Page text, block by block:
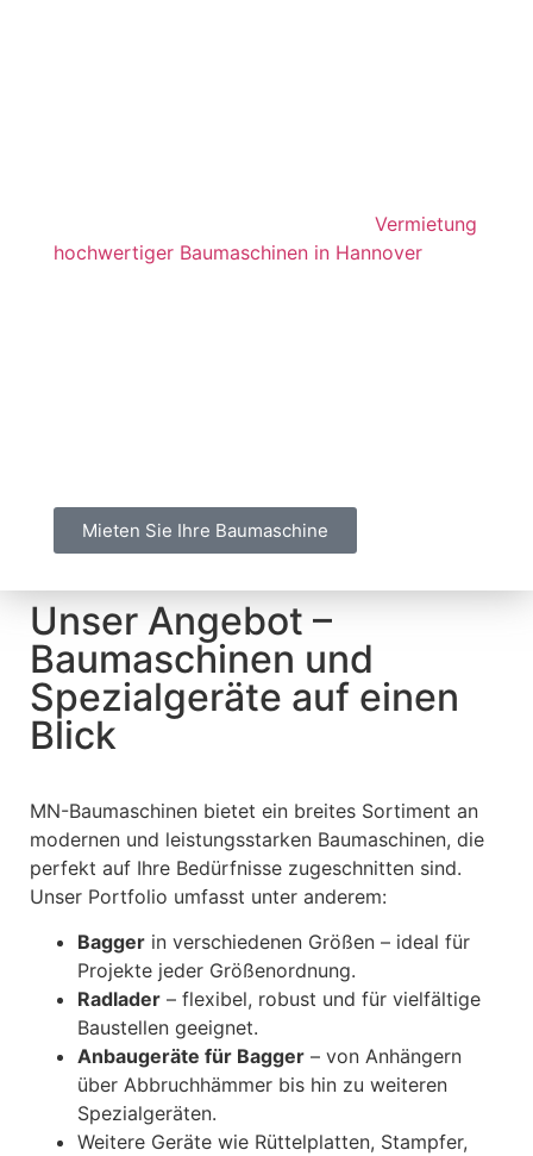
Vermietung
hochwertiger Baumaschinen in Hannover
Mieten Sie Ihre Baumaschine
Unser Angebot –
Baumaschinen und
Spezialgeräte auf einen
Blick
MN-Baumaschinen bietet ein breites Sortiment an
modernen und leistungsstarken Baumaschinen, die
perfekt auf Ihre Bedürfnisse zugeschnitten sind.
Unser Portfolio umfasst unter anderem:
Bagger in verschiedenen Größen – ideal für
Projekte jeder Größenordnung.
Radlader – flexibel, robust und für vielfältige
Baustellen geeignet.
Anbaugeräte für Bagger – von Anhängern
über Abbruchhämmer bis hin zu weiteren
Spezialgeräten.
Weitere Geräte wie Rüttelplatten, Stampfer,